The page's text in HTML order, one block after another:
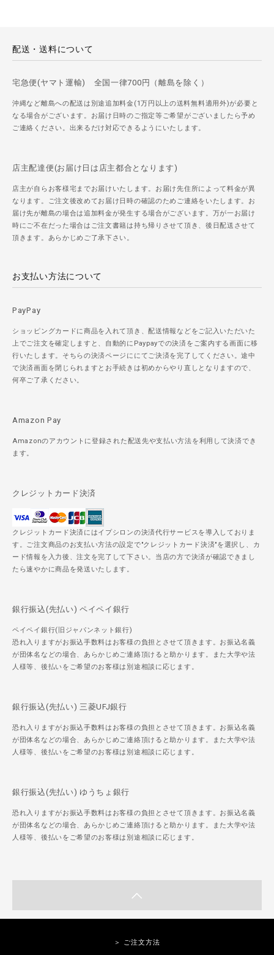
配送・送料について
宅急便(ヤマト運輸) 全国一律700円（離島を除く）
沖縄など離島への配送は別途追加料金(1万円以上の送料無料適用外)が必要と
なる場合がございます。お届け日時のご指定等ご希望がございましたら予め
ご連絡ください。出来るだけ対応できるようにいたします。
店主配達便(お届け日は店主都合となります)
店主が自らお客様宅までお届けいたします。お届け先住所によって料金が異
なります。ご注文後改めてお届け日時の確認のためご連絡をいたします。お
届け先が離島の場合は追加料金が発生する場合がございます。万が一お届け
時にご不在だった場合はご注文書籍は持ち帰りさせて頂き、後日配送させて
頂きます。あらかじめご了承下さい。
お支払い方法について
PayPay
ショッピングカードに商品を入れて頂き、配送情報などをご記入いただいた
上でご注文を確定しますと、自動的にPaypayでの決済をご案内する画面に移
行いたします。そちらの決済ページににてご決済を完了してください。途中
で決済画面を閉じられますとお手続きは初めからやり直しとなりますので、
何卒ご了承ください。
Amazon Pay
Amazonのアカウントに登録された配送先や支払い方法を利用して決済でき
ます。
クレジットカード決済
クレジットカード決済にはイプシロンの決済代行サービスを導入しておりま
す。ご注文商品のお支払い方法の設定で"クレジットカード決済"を選択し、カ
ード情報を入力後、注文を完了して下さい。当店の方で決済が確認できまし
たら速やかに商品を発送いたします。
銀行振込(先払い) ペイペイ銀行
ペイペイ銀行(旧ジャパンネット銀行)
恐れ入りますがお振込手数料はお客様の負担とさせて頂きます。お振込名義
が団体名などの場合、あらかじめご連絡頂けると助かります。また大学や法
人様等、後払いをご希望のお客様は別途相談に応じます。
銀行振込(先払い) 三菱UFJ銀行
恐れ入りますがお振込手数料はお客様の負担とさせて頂きます。お振込名義
が団体名などの場合、あらかじめご連絡頂けると助かります。また大学や法
人様等、後払いをご希望のお客様は別途相談に応じます。
銀行振込(先払い) ゆうちょ銀行
恐れ入りますがお振込手数料はお客様の負担とさせて頂きます。お振込名義
が団体名などの場合、あらかじめご連絡頂けると助かります。また大学や法
人様等、後払いをご希望のお客様は別途相談に応じます。
＞ ご注文方法